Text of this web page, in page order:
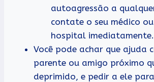
autoagressão a
contate o seu médico
hospital imediatamente.
Você pode achar que ajuda
parente ou amigo próximo
deprimido, e pedir a ele